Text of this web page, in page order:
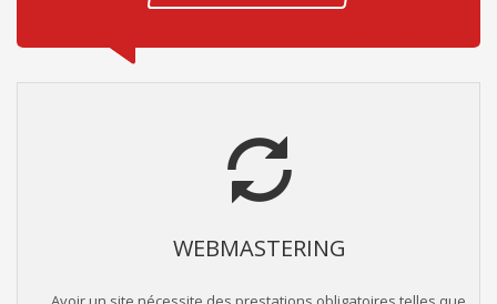
WEBMASTERING
Avoir un site nécessite des prestations obligatoires telles que,